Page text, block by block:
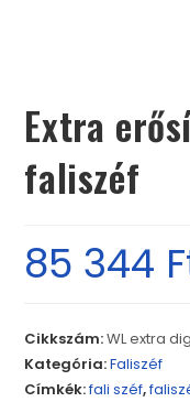
Extra
faliszéf
85 344
Cikkszám:WL extra
Kategória:Faliszéf
Címkék:fali széf,